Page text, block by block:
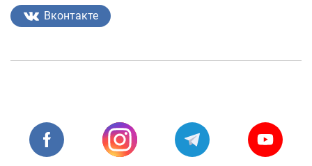
Вконтакте